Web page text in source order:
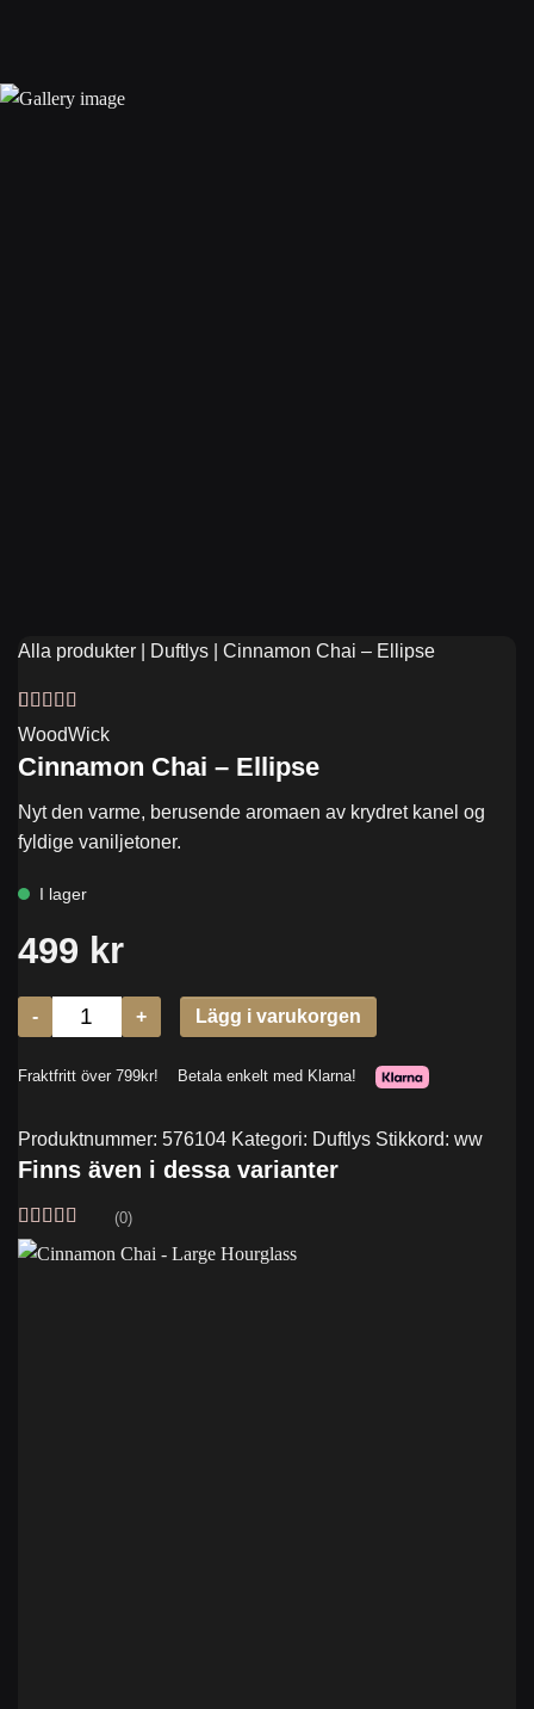
Alla produkter Duftlys Cinnamon Chai – Ellipse
Vurdert5av
5 basert på
1
kundevurdering
WoodWick
Cinnamon Chai – Ellipse
Nyt den varme, berusende aromaen av krydret kanel og
fyldige vaniljetoner.
Produktnummer: 576104 Kategori: Duftlys Stikkord: ww
Finns även i dessa varianter
Vurdert
5
(0)